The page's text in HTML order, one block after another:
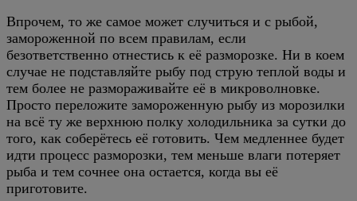
Впрочем, то же самое может случиться и с рыбой,
замороженной по всем правилам, если
безответственно отнестись к её разморозке. Ни в коем
случае не подставляйте рыбу под струю теплой воды и
тем более не размораживайте её в микроволновке.
Просто переложите замороженную рыбу из морозилки
на всё ту же верхнюю полку холодильника за сутки до
того, как соберётесь её готовить. Чем медленнее будет
идти процесс разморозки, тем меньше влаги потеряет
рыба и тем сочнее она остается, когда вы её
приготовите.